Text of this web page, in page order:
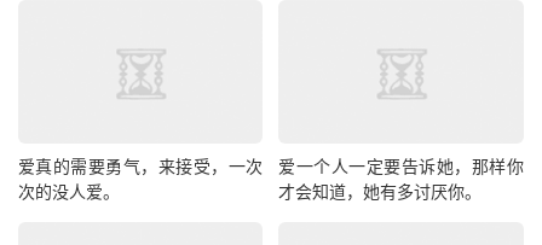
爱真的需要勇气，来接受，一次
次的没人爱。
爱一个人一定要告诉她，那样你
才会知道，她有多讨厌你。